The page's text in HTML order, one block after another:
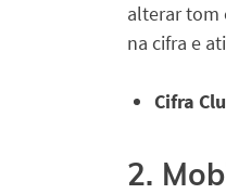
alterar tom
na cifra e
Cifra
2.